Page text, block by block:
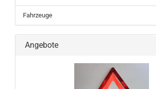
Fahrzeuge
Angebote